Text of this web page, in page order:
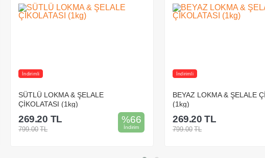
İndirimli
SÜTLÜ LOKMA & ŞELALE
ÇİKOLATASI (1kg)
%66
İndirim
269.20 TL
799.00 TL
İndirimli
BEYAZ LOKMA & ŞELALE
(1kg)
269.20 TL
799.00 TL